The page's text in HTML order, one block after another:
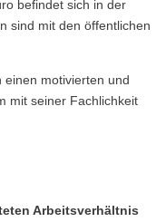
befindet sich in der
sind mit den öffentlichen
einen motivierten und
mit seiner Fachlichkeit
Arbeitsverhältnis